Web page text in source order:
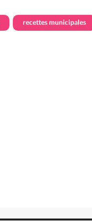
recettes municipales